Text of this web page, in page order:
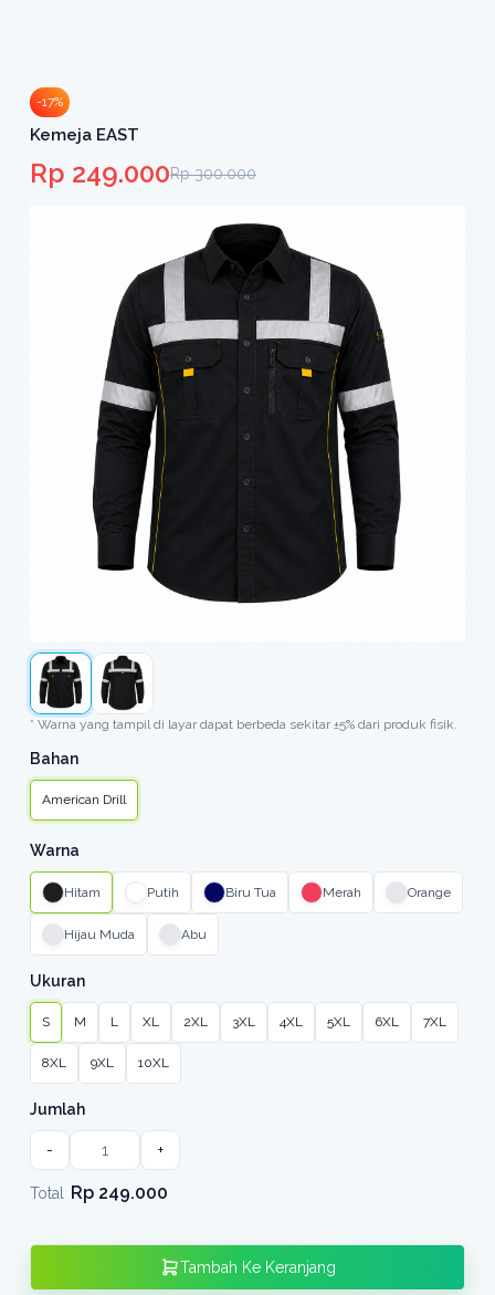
-17%
Kemeja EAST
Rp 249.000Rp 300.000
* Warna yang tampil di layar dapat berbeda sekitar ±5% dari produk fisik.
Bahan
American Drill
Warna
Hitam Putih Biru Tua Merah Orange
Hijau Muda Abu
Ukuran
S M L XL 2XL 3XL 4XL 5XL 6XL 7XL
8XL 9XL 10XL
Jumlah
- +
Total Rp 249.000
Tambah Ke Keranjang